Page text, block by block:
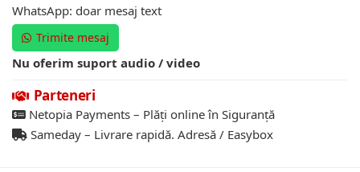
WhatsApp: doar mesaj text
Trimite mesaj
Nu oferim suport audio / video
Parteneri
Netopia Payments – Plăți online în Siguranță
Sameday – Livrare rapidă. Adresă / Easybox